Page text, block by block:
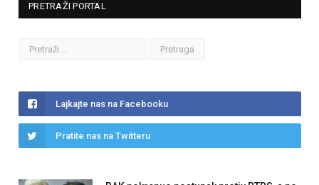
PRETRAŽI PORTAL
Lajkajte nas na Facebooku
Pratite nas na Twitteru